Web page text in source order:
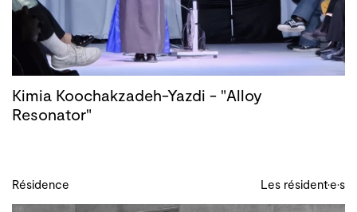
Kimia Koochakzadeh-Yazdi - "Alloy
Resonator"
Résidence Les résident·e·s